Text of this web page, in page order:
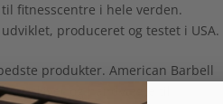
fitnesscentre i hele verden.
produceret og testet i USA.
produkter. American Barbell
og håndvægte til